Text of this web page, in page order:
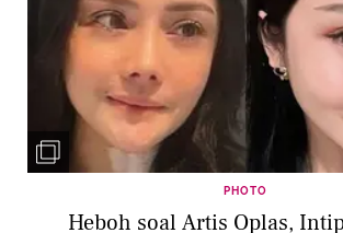
PHOTO
Heboh soal Artis Oplas,